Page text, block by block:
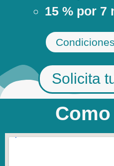
15 % por 7
Solicita